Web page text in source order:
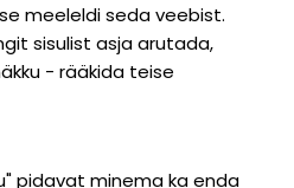
meeleldi seda veebist.
sisulist asja arutada,
- rääkida teise
pidavat minema ka enda